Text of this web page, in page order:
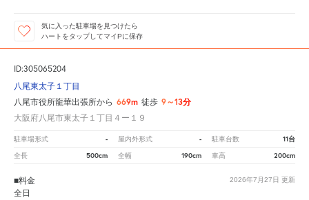
気に入った駐車場を見つけたら
ハートをタップしてマイPに保存
ID:305065204
八尾東太子１丁目
八尾市役所龍華出張所から 669m 徒歩 9～13分
大阪府八尾市東太子１丁目４ー１９
駐車場形式 - 屋内外形式 - 駐車台数 11台
全長 500cm 全幅 190cm 車高 200cm
2026年7月27日 更新
■料金
全日